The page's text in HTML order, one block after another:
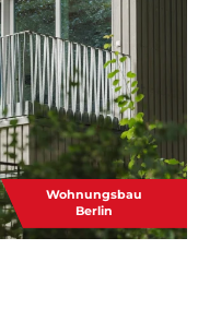
Wohnungsbau
Berlin